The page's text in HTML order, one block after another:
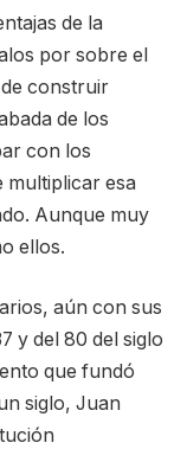
de la
por sobre el
construir
de los
con los
multiplicar esa
Aunque muy
ellos.
aún con sus
y del 80 del siglo
que fundó
siglo, Juan